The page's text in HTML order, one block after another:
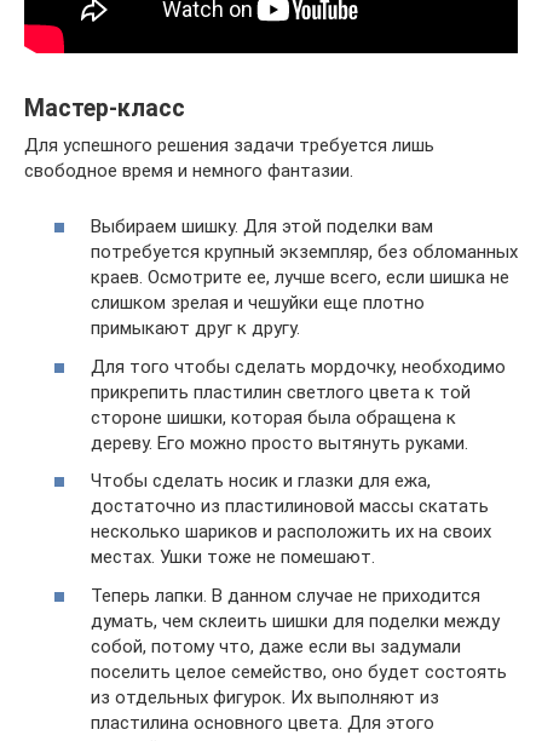
Мастер-класс
Для успешного решения задачи требуется лишь
свободное время и немного фантазии.
Выбираем шишку. Для этой поделки вам
потребуется крупный экземпляр, без обломанных
краев. Осмотрите ее, лучше всего, если шишка не
слишком зрелая и чешуйки еще плотно
примыкают друг к другу.
Для того чтобы сделать мордочку, необходимо
прикрепить пластилин светлого цвета к той
стороне шишки, которая была обращена к
дереву. Его можно просто вытянуть руками.
Чтобы сделать носик и глазки для ежа,
достаточно из пластилиновой массы скатать
несколько шариков и расположить их на своих
местах. Ушки тоже не помешают.
Теперь лапки. В данном случае не приходится
думать, чем склеить шишки для поделки между
собой, потому что, даже если вы задумали
поселить целое семейство, оно будет состоять
из отдельных фигурок. Их выполняют из
пластилина основного цвета. Для этого